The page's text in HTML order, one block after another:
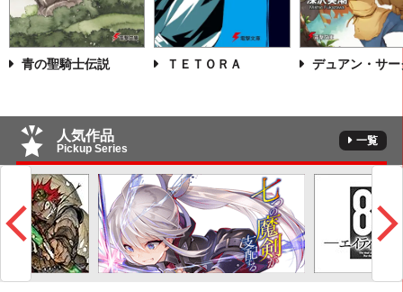
青の聖騎士伝説 ＴＥＴＯＲＡ デュアン・サー
人気作品
Pickup Series
一覧